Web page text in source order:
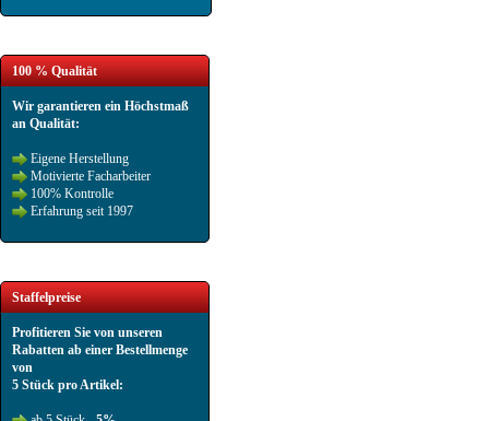
100 % Qualität
Wir garantieren ein Höchstmaß
an Qualität:
Eigene Herstellung
Motivierte Facharbeiter
100% Kontrolle
Erfahrung seit 1997
Staffelpreise
Profitieren Sie von unseren
Rabatten ab einer Bestellmenge
von
5 Stück pro Artikel: